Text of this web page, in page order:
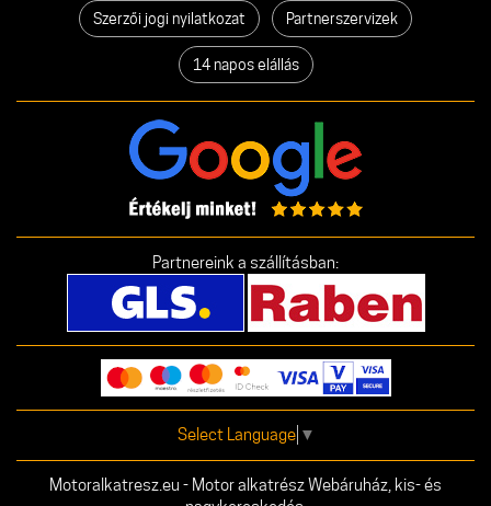
Szerzői jogi nyilatkozat Partnerszervizek
14 napos elállás
Partnereink a szállításban:
Select Language ▼
Motoralkatresz.eu - Motor alkatrész Webáruház, kis- és